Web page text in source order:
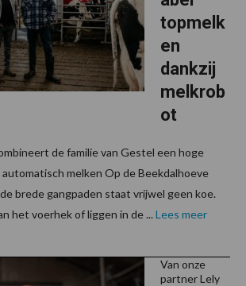
topmelk
en
dankzij
melkrob
ot
de familie van Gestel een hoge
melken Op de Beekdalhoeve
brede gangpaden staat vrijwel geen koe.
het voerhek of liggen in de ... Lees meer
Van onze
partner Lely